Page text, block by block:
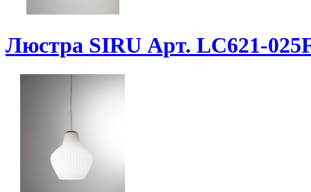
Люстра SIRU Арт. LC621-